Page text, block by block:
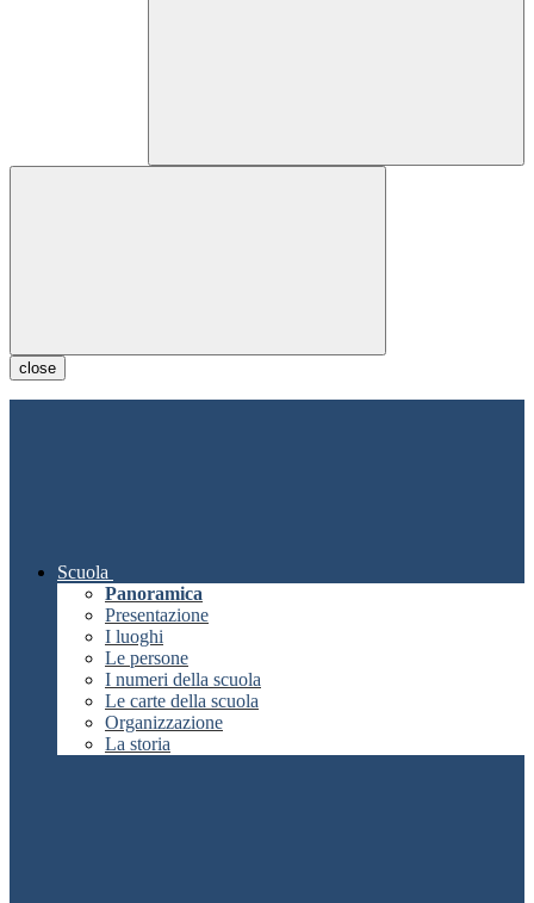
close
Scuola
Panoramica
Presentazione
I luoghi
Le persone
I numeri della scuola
Le carte della scuola
Organizzazione
La storia